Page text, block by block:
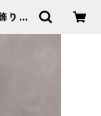
飾り
ド
ワ
コ
結
リ